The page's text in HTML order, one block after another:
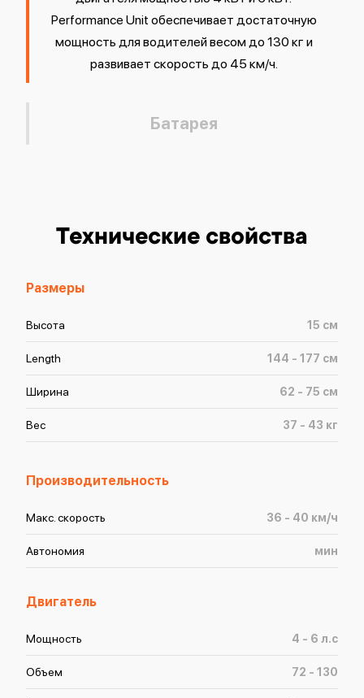
Performance Unit обеспечивает достаточную
мощность для водителей весом до 130 кг и
развивает скорость до 45 км/ч.
Батарея
Технические свойства
Размеры
Высота 15 см
Length 144 - 177 см
Ширина 62 - 75 см
Вес 37 - 43 кг
Производительность
Макс. скорость 36 - 40 км/ч
Автономия мин
Двигатель
Мощность 4 - 6 л.с
Объем 72 - 130